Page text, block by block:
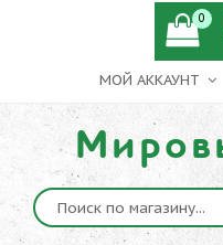
МОЙ АККАУНТ
0